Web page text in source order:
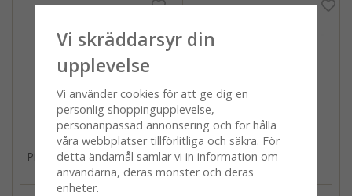
Picknick, rund burk, multi,
110x190mm
Picknick, kuddfodral,
gröngrå, 45x45cm
Vi skräddarsyr din
upplevelse
Vi använder cookies för att ge dig en
personlig shoppingupplevelse,
personanpassad annonsering och för hålla
våra webbplatser tillförlitliga och säkra. För
detta ändamål samlar vi in information om
användarna, deras mönster och deras
enheter.